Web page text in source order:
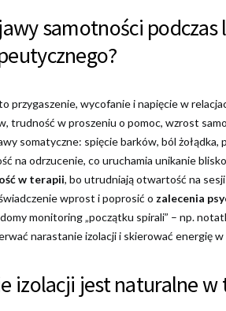
samotności podczas
przygaszenie, wycofanie i napięcie w
trudność w proszeniu o pomoc, wzrost
somatyczne: spięcie barków, ból
na odrzucenie, co uruchamia unikanie
w terapii, bo utrudniają otwartość na
wprost i poprosić o zalecenia
monitoring „początku spirali” – np.
narastanie izolacji i skierować energię w
izolacji jest naturalne w